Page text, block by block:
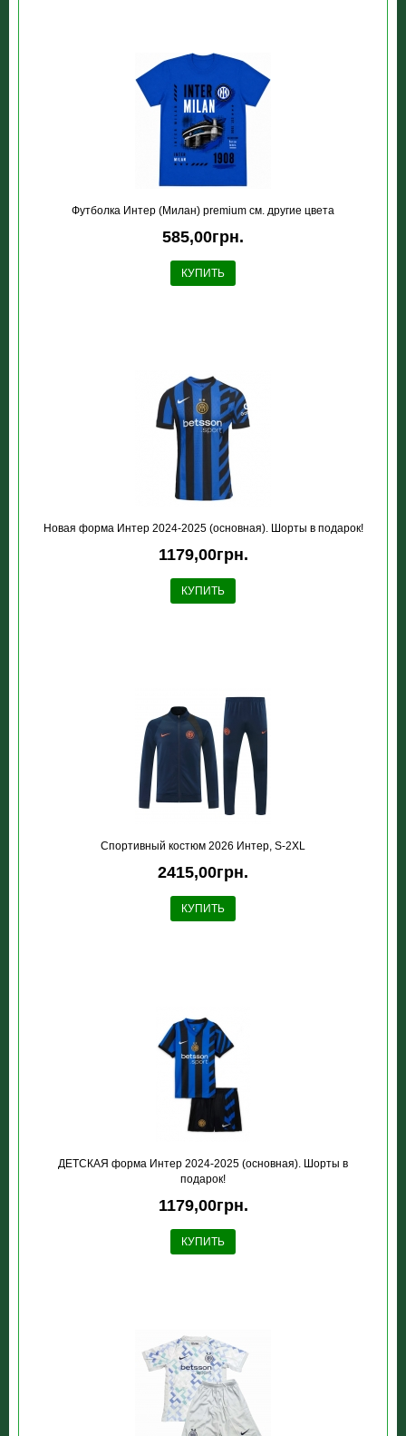
Футболка Интер (Милан) premium см. другие цвета
585,00грн.
КУПИТЬ
Новая форма Интер 2024-2025 (основная). Шорты в подарок!
1179,00грн.
КУПИТЬ
Спортивный костюм 2026 Интер, S-2XL
2415,00грн.
КУПИТЬ
ДЕТСКАЯ форма Интер 2024-2025 (основная). Шорты в
подарок!
1179,00грн.
КУПИТЬ